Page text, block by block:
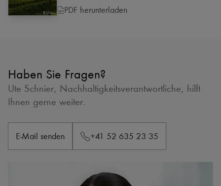
PDF herunterladen
Haben Sie Fragen?
Ute Schnier, Nachhaltigkeitsverantwortliche, hilft
Ihnen gerne weiter.
E-Mail senden +41 52 635 23 35